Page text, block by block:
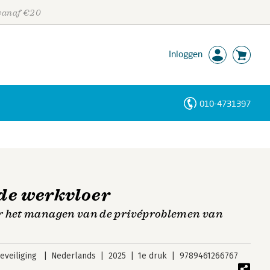
€20
Inloggen
010-4731397
werkvloer
het managen van de privéproblemen van
Nederlands 2025 1e druk 9789461266767
Personen